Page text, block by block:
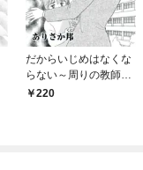
だからいじめはなくな
らない～周りの教師は
全員敵…学校内の同僚
220